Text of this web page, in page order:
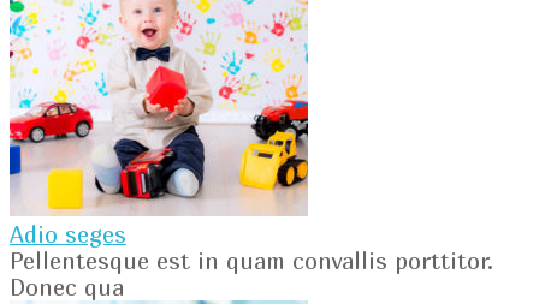
Adio seges
Pellentesque est in quam convallis porttitor.
Donec qua